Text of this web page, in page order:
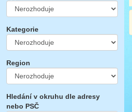
Kategorie
Region
Hledání v okruhu dle adresy
nebo PSČ